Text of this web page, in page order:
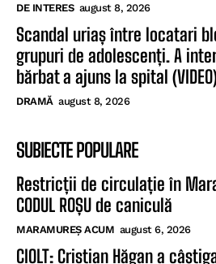
DE INTERES august 8, 2026
Scandal uriaș între locatari
grupuri de adolescenți. A
bărbat a ajuns la spital
DRAMĂ august 8, 2026
SUBIECTE POPULARE
Restricții de circulație în
CODUL ROȘU de caniculă
MARAMUREȘ ACUM august 6, 2026
CIOLT: Cristian Hăgan a